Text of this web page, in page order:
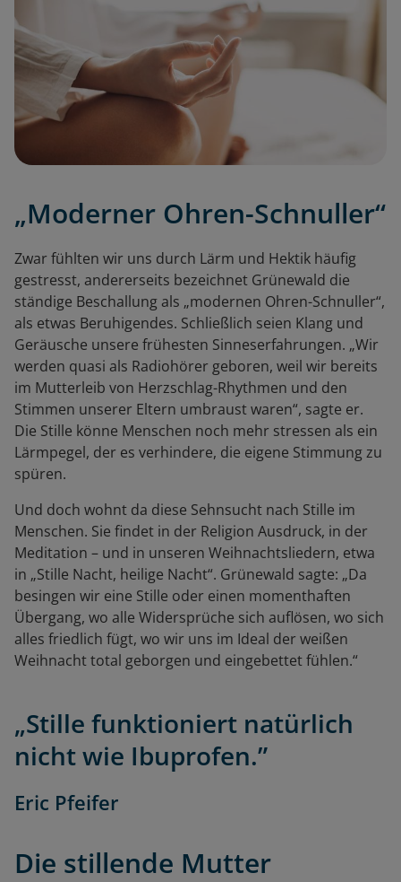
„Moderner Ohren-Schnuller“
Zwar fühlten wir uns durch Lärm und Hektik häufig
gestresst, andererseits bezeichnet Grünewald die
ständige Beschallung als „modernen Ohren-Schnuller“,
als etwas Beruhigendes. Schließlich seien Klang und
Geräusche unsere frühesten Sinneserfahrungen. „Wir
werden quasi als Radiohörer geboren, weil wir bereits
im Mutterleib von Herzschlag-Rhythmen und den
Stimmen unserer Eltern umbraust waren“, sagte er.
Die Stille könne Menschen noch mehr stressen als ein
Lärmpegel, der es verhindere, die eigene Stimmung zu
spüren.
Und doch wohnt da diese Sehnsucht nach Stille im
Menschen. Sie findet in der Religion Ausdruck, in der
Meditation – und in unseren Weihnachtsliedern, etwa
in „Stille Nacht, heilige Nacht“. Grünewald sagte: „Da
besingen wir eine Stille oder einen momenthaften
Übergang, wo alle Widersprüche sich auflösen, wo sich
alles friedlich fügt, wo wir uns im Ideal der weißen
Weihnacht total geborgen und eingebettet fühlen.“
„Stille funktioniert natürlich
nicht wie Ibuprofen.”
Eric Pfeifer
Die stillende Mutter